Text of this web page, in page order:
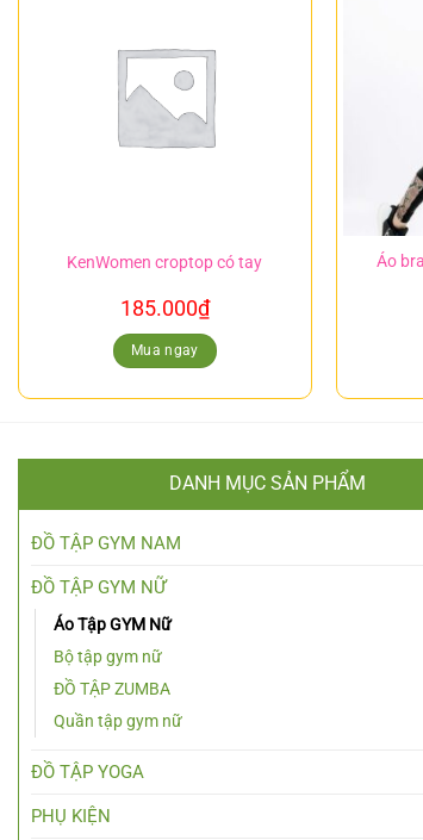
KenWomen croptop có tay
185.000₫
Mua ngay
Áo
DANH MỤC SẢN PHẨM
ĐỒ TẬP GYM NAM
ĐỒ TẬP GYM NỮ
Áo Tập GYM Nữ
Bộ tập gym nữ
ĐỒ TẬP ZUMBA
Quần tập gym nữ
ĐỒ TẬP YOGA
PHỤ KIỆN